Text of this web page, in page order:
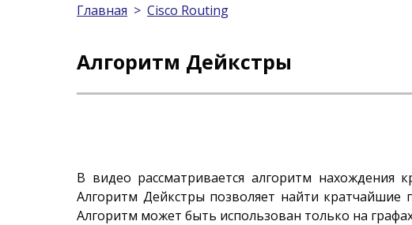
Главная > Cisco Routing
Алгоритм Дейкстры
В видео рассматривается алгоритм нахождения
Алгоритм Дейкстры позволяет найти
Алгоритм может быть использован только на